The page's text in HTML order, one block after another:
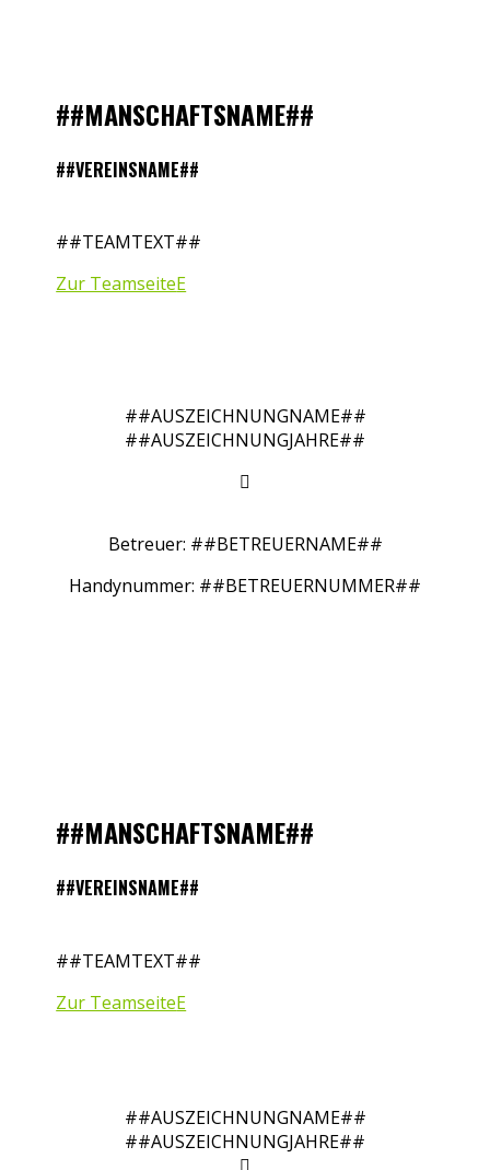
##MANSCHAFTSNAME##
##VEREINSNAME##
##TEAMTEXT##
Zur Teamseite
##AUSZEICHNUNGNAME##
##AUSZEICHNUNGJAHRE##

Betreuer: ##BETREUERNAME##
Handynummer: ##BETREUERNUMMER##
##MANSCHAFTSNAME##
##VEREINSNAME##
##TEAMTEXT##
Zur Teamseite
##AUSZEICHNUNGNAME##
##AUSZEICHNUNGJAHRE##
